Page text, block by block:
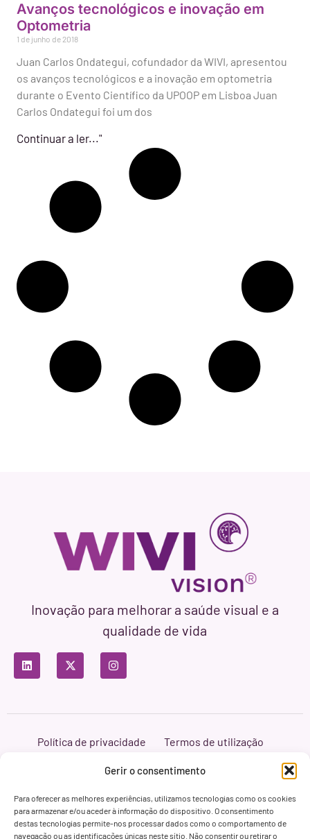
Gerir o consentimento
Para oferecer as melhores experiências, utilizamos tecnologias como os cookies
para armazenar e/ou aceder à informação do dispositivo. O consentimento
destas tecnologias permite-nos processar dados como o comportamento de
navegação ou as identificações únicas neste sítio. Não consentir ou retirar o
Avanços tecnológicos e inovação em
Optometria
1 de junho de 2018
Juan Carlos Ondategui, cofundador da WIVI, apresentou
os avanços tecnológicos e a inovação em optometria
durante o Evento Científico da UPOOP em Lisboa Juan
Carlos Ondategui foi um dos
Continuar a ler..."
Inovação para melhorar a saúde visual e a
qualidade de vida
Política de privacidade
Termos de utilização
Branding & Web ASH Proyectos Creativos